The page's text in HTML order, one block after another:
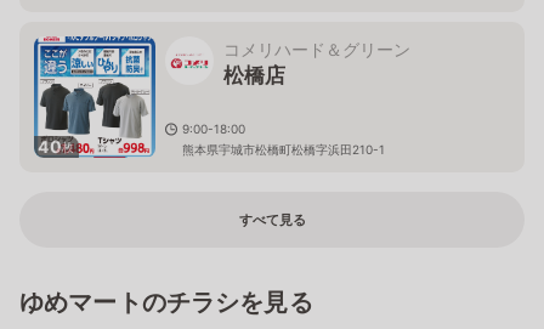
40枚
コメリハード＆グリーン
松橋店
9:00-18:00
熊本県宇城市松橋町松橋字浜田210-1
すべて見る
ゆめマートのチラシを見る